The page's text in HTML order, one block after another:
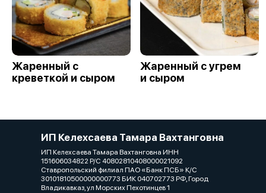
Жаренный с
креветкой и сыром
Жаренный с угрем
и сыром
ИП Келехсаева Тамара Вахтанговна
ИП Келехсаева Тамара Вахтанговна ИНН
151606034822 Р/С 40802810408000021092
Ставропольский филиал ПАО «Банк ПСБ» К/С
30101810500000000773 БИК 040702773 РФ, Город
Владикавказ, ул Морских Пехотинцев 1